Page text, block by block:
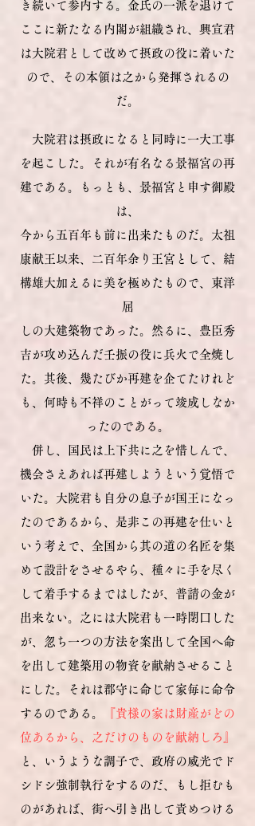
き続いて参内する。金氏の一派を退けて
ここに新たなる内閣が組織され、興宣君
は大院君として改めて摂政の役に着いた
ので、その本領は之から発揮されるの
だ。
大院君は摂政になると同時に一大工事
を起こした。それが有名なる景福宮の再
建である。もっとも、景福宮と申す御殿
は、
今から五百年も前に出来たものだ。太祖
康献王以来、二百年余り王宮として、結
構雄大加えるに美を極めたもので、東洋
屈
しの大建築物であった。然るに、豊臣秀
吉が攻め込んだ壬振の役に兵火で全焼し
た。其後、幾たびか再建を企てたけれど
も、何時も不祥のことがって竣成しなか
ったのである。
併し、国民は上下共に之を惜しんで、
機会さえあれば再建しようという覚悟で
いた。大院君も自分の息子が国王になっ
たのであるから、是非この再建を仕いと
いう考えで、全国から其の道の名匠を集
めて設計をさせるやら、種々に手を尽く
して着手するまではしたが、普請の金が
出来ない。之には大院君も一時閉口した
が、忽ち一つの方法を案出して全国へ命
を出して建築用の物資を献納させること
にした。それは郡守に命じて家毎に命令
するのである。
『貴様の家は財産がどの
位あるから、之だけのものを献納しろ』
と、いうような調子で、政府の威光でド
シドシ強制執行をするのだ、もし拒むも
のがあれば、街へ引き出して責めつける